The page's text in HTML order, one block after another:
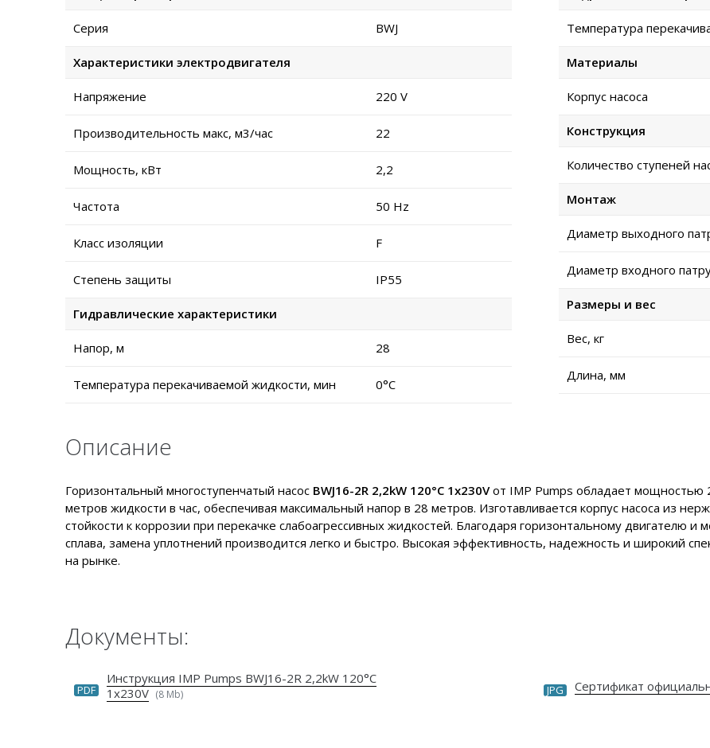
Серия BWJ
Характеристики электродвигателя
Напряжение 220 V
Производительность макс, м3/час 22
Мощность, кВт 2,2
Частота 50 Hz
Класс изоляции F
Степень защиты IP55
Гидравлические характеристики
Напор, м 28
Температура перекачиваемой жидкости, мин 0°C
Температура
Материалы
Корпус насоса
Конструкция
Количество ступеней
Монтаж
Диаметр выходного
Диаметр входного
Размеры и вес
Вес, кг
Длина, мм
Описание
Горизонтальный многоступенчатый насос BWJ16-2R 2,2kW 120°C 1x230Vот IMP Pumps обладает мощностью
метров жидкости в час, обеспечивая максимальный напор в 28 метров. Изготавливается корпус насоса из
стойкости к коррозии при перекачке слабоагрессивных жидкостей. Благодаря горизонтальному двигателю и
сплава, замена уплотнений производится легко и быстро. Высокая эффективность, надежность и широкий
на рынке.
Документы:
PDF
Инструкция IMP Pumps BWJ16-2R 2,2kW 120°C
1x230V (8 Mb) JPG Сертификат